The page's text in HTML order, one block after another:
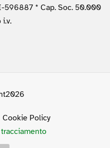
596887 * Cap. Soc. 50.000
i.v.
Cookie Policy